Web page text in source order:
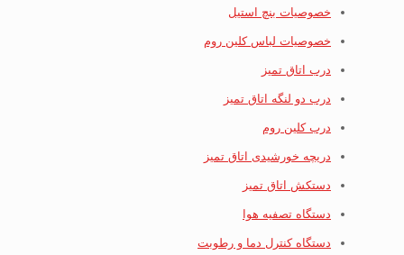
خصوصیات بنچ استیل
خصوصیات لباس کلین روم
درب اتاق تمیز
درب دو لنگه اتاق تمیز
درب کلین روم
دریچه خورشیدی اتاق تمیز
دستکش اتاق تمیز
دستگاه تصفیه هوا
دستگاه کنترل دما و رطوبت